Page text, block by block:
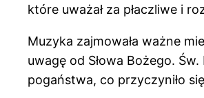
które uważał za płaczliwe i
Muzyka zajmowała ważne
uwagę od Słowa Bożego.
pogaństwa, co przyczyniło